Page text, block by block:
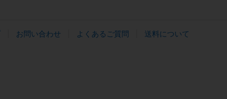
お問い合わせ よくあるご質問 送料について